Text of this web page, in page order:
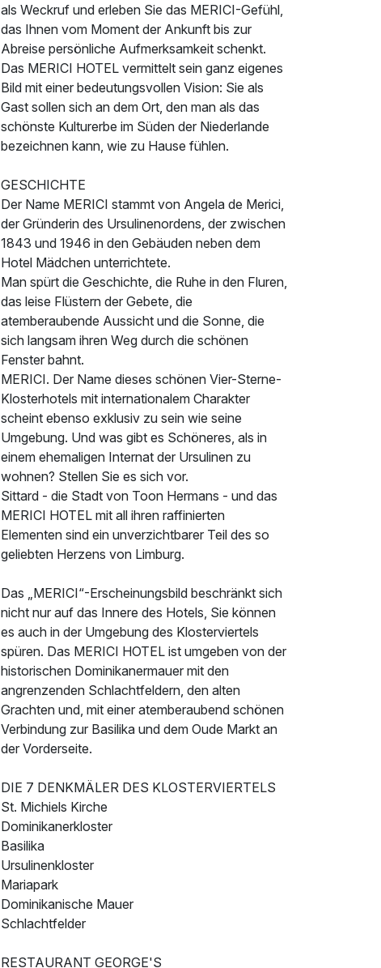
als Weckruf und erleben Sie das MERICI-Gefühl,
das Ihnen vom Moment der Ankunft bis zur
Abreise persönliche Aufmerksamkeit schenkt.
Das MERICI HOTEL vermittelt sein ganz eigenes
Bild mit einer bedeutungsvollen Vision: Sie als
Gast sollen sich an dem Ort, den man als das
schönste Kulturerbe im Süden der Niederlande
bezeichnen kann, wie zu Hause fühlen.
GESCHICHTE
Der Name MERICI stammt von Angela de Merici,
der Gründerin des Ursulinenordens, der zwischen
1843 und 1946 in den Gebäuden neben dem
Hotel Mädchen unterrichtete.
Man spürt die Geschichte, die Ruhe in den Fluren,
das leise Flüstern der Gebete, die
atemberaubende Aussicht und die Sonne, die
sich langsam ihren Weg durch die schönen
Fenster bahnt.
MERICI. Der Name dieses schönen Vier-Sterne-
Klosterhotels mit internationalem Charakter
scheint ebenso exklusiv zu sein wie seine
Umgebung. Und was gibt es Schöneres, als in
einem ehemaligen Internat der Ursulinen zu
wohnen? Stellen Sie es sich vor.
Sittard - die Stadt von Toon Hermans - und das
MERICI HOTEL mit all ihren raffinierten
Elementen sind ein unverzichtbarer Teil des so
geliebten Herzens von Limburg.
Das „MERICI“-Erscheinungsbild beschränkt sich
nicht nur auf das Innere des Hotels, Sie können
es auch in der Umgebung des Klosterviertels
spüren. Das MERICI HOTEL ist umgeben von der
historischen Dominikanermauer mit den
angrenzenden Schlachtfeldern, den alten
Grachten und, mit einer atemberaubend schönen
Verbindung zur Basilika und dem Oude Markt an
der Vorderseite.
DIE 7 DENKMÄLER DES KLOSTERVIERTELS
St. Michiels Kirche
Dominikanerkloster
Basilika
Ursulinenkloster
Mariapark
Dominikanische Mauer
Schlachtfelder
RESTAURANT GEORGE'S